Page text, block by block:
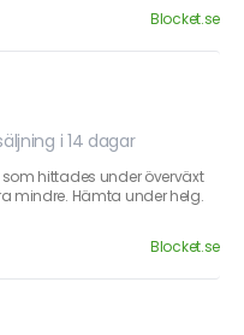
Blocket.se
i 14 dagar
hittades under överväxt
mindre. Hämta under helg.
Blocket.se